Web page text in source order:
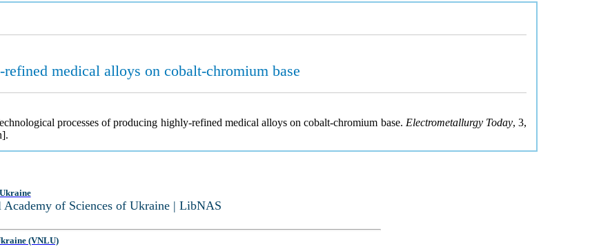
medical alloys on cobalt-chromium base
processes of producing highly-refined medical alloys on cobalt-chromium base. Electrometallurgy Today, 3,
of Sciences of Ukraine | LibNAS
(VNLU)